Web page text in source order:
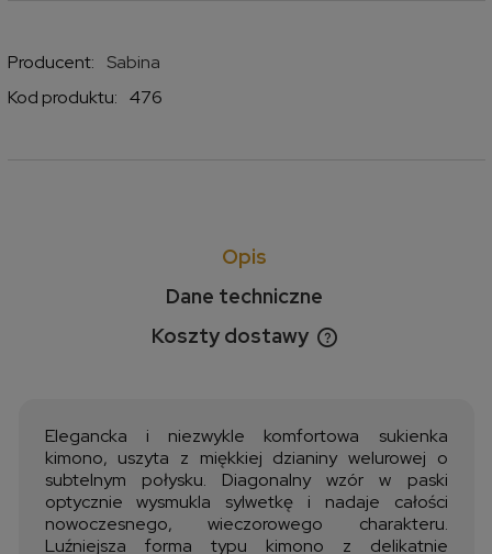
Producent:
Sabina
Kod produktu: 476
Opis
Dane techniczne
Koszty dostawy
Cena nie zawiera ewentualnych kosztów płatności
Elegancka i niezwykle komfortowa sukienka
kimono, uszyta z miękkiej dzianiny welurowej o
subtelnym połysku. Diagonalny wzór w paski
optycznie wysmukla sylwetkę i nadaje całości
nowoczesnego, wieczorowego charakteru.
Luźniejsza forma typu kimono z delikatnie